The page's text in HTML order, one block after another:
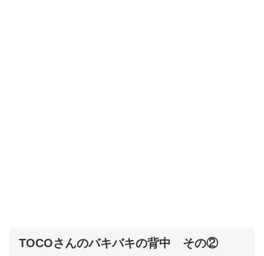
TOCOさんのバキバキの背中 その②